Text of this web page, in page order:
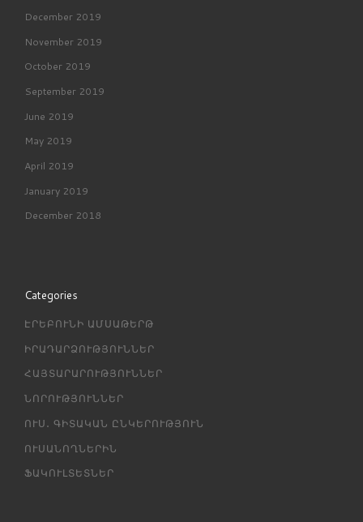
December 2019
November 2019
October 2019
September 2019
June 2019
May 2019
April 2019
January 2019
December 2018
Categories
ԷՐԵԲՈՒՆԻ ԱՄՍԱԹԵՐԹ
ԻՐԱԴԱՐՁՈՒԹՅՈՒՆՆԵՐ
ՀԱՅՏԱՐԱՐՈՒԹՅՈՒՆՆԵՐ
ՆՈՐՈՒԹՅՈՒՆՆԵՐ
ՈՒՍ․ ԳԻՏԱԿԱՆ ԸՆԿԵՐՈՒԹՅՈՒՆ
ՈՒՍԱՆՈՂՆԵՐԻՆ
ՖԱԿՈՒԼՏԵՏՆԵՐ